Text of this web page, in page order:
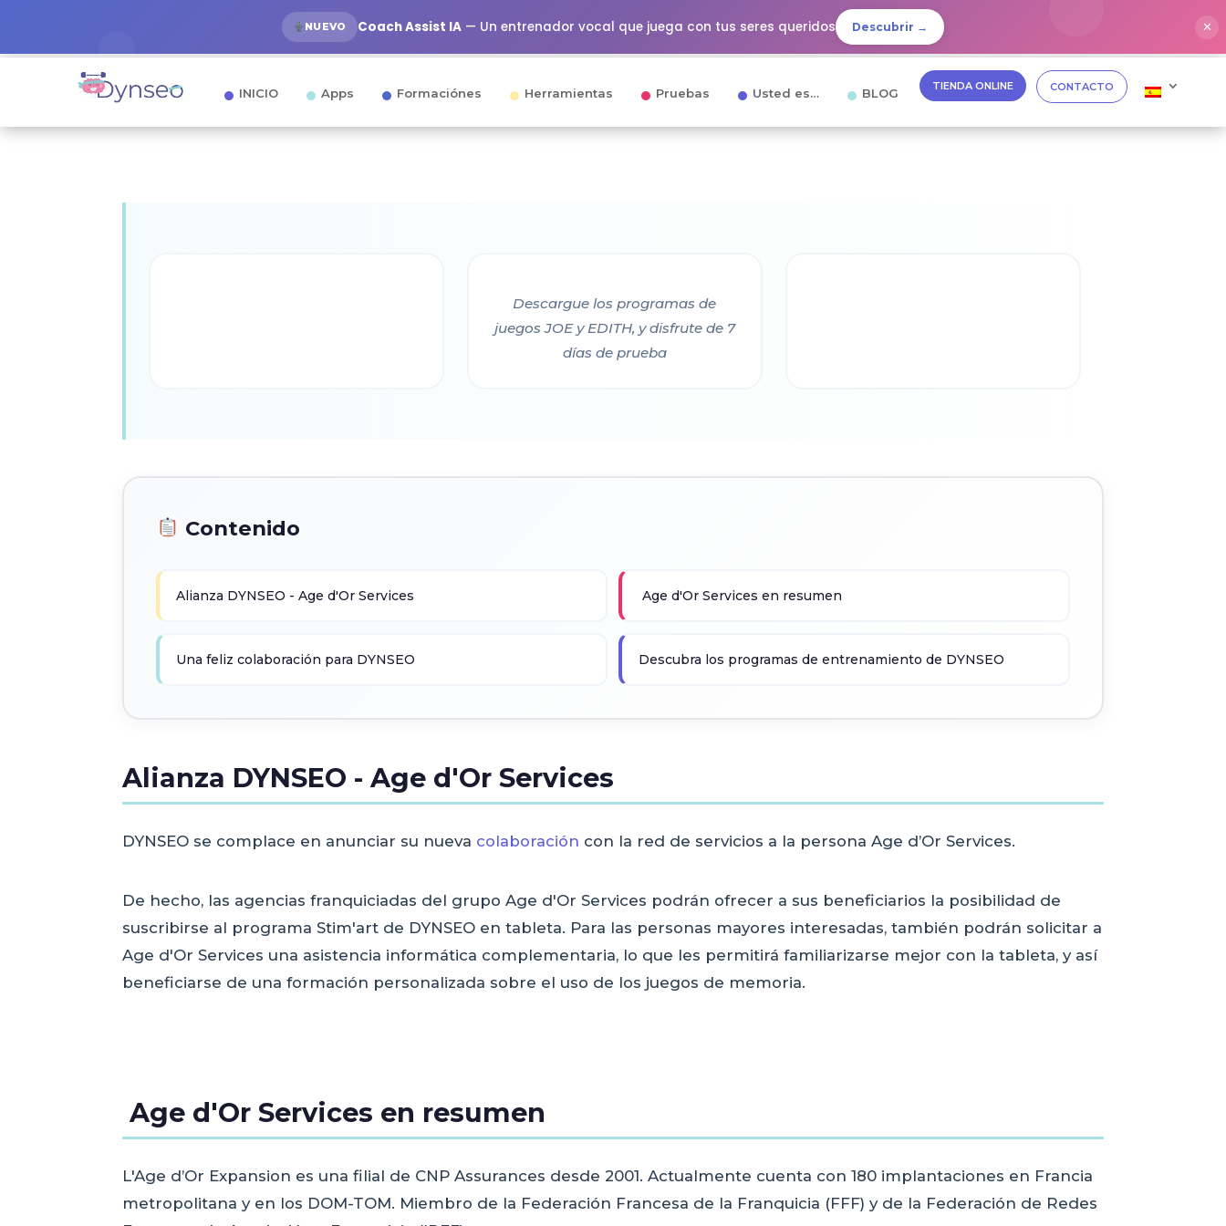
NUEVO Coach Assist IA— Un entrenador vocal que juega con tus seres queridos Descubrir → ✕
INICIO Apps Formaciónes Herramientas Pruebas Usted es… BLOG TIENDA ONLINE CONTACTO
Descargue los programas de
juegos JOE y EDITH, y disfrute de 7
días de prueba
Contenido
Alianza DYNSEO - Age d'Or Services Age d'Or Services en resumen
Una feliz colaboración para DYNSEO Descubra los programas de entrenamiento de DYNSEO
Alianza DYNSEO - Age d'Or Services
DYNSEO se complace en anunciar su nueva colaboración con la red de servicios a la persona Age d’Or Services.
De hecho, las agencias franquiciadas del grupo Age d'Or Services podrán ofrecer a sus beneficiarios la posibilidad de
suscribirse al programa Stim'art de DYNSEO en tableta. Para las personas mayores interesadas, también podrán solicitar a
Age d'Or Services una asistencia informática complementaria, lo que les permitirá familiarizarse mejor con la tableta, y así
beneficiarse de una formación personalizada sobre el uso de los juegos de memoria.
Age d'Or Services en resumen
L'Age d’Or Expansion es una filial de CNP Assurances desde 2001. Actualmente cuenta con 180 implantaciones en Francia
metropolitana y en los DOM-TOM. Miembro de la Federación Francesa de la Franquicia (FFF) y de la Federación de Redes